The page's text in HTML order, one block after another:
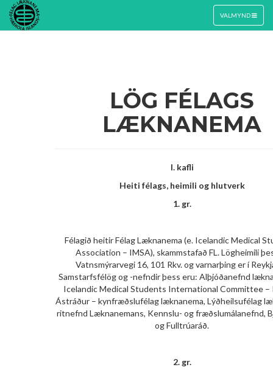
TOGGLE
VALMYND
LÖG FÉLAGS
LÆKNANEMA
I. kafli
Heiti félags, heimili og hlutverk
1. gr.
Félagið heitir Félag Læknanema (e. Icelandic Medical
Association – IMSA), skammstafað FL. Lögheimili
Vatnsmýrarvegi 16, 101 Rkv. og varnarþing er í
Samstarfsfélög og -nefndir þess eru: Alþjóðanefnd
Icelandic Medical Students International Committee –
Ástráður – kynfræðslufélag læknanema, Lýðheilsufélag
ritnefnd Læknanemans, Kennslu- og fræðslumálanefnd,
og Fulltrúaráð.
2. gr.